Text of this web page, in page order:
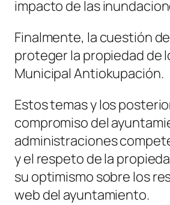
impacto de las
Finalmente, la cuestión
proteger la propiedad de
Municipal Antiokupación.
Estos temas y los
compromiso del
administraciones
y el respeto de la
su optimismo sobre los
web del ayuntamiento.